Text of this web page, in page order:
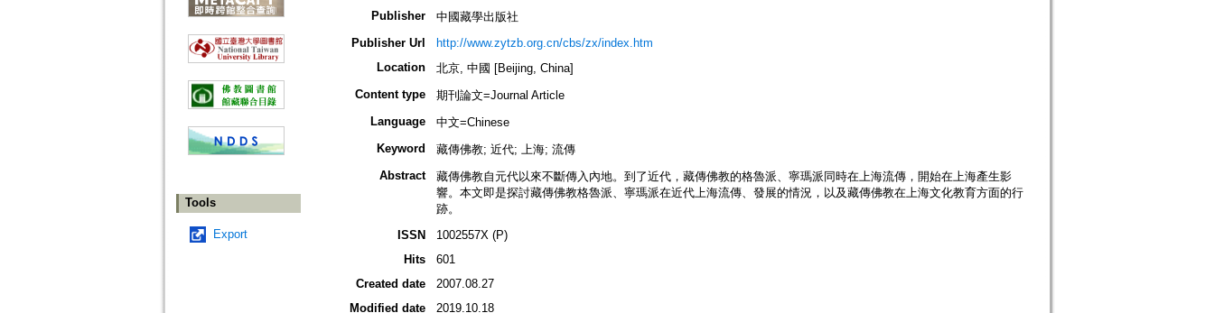
Tools
Export
Publisher
中國藏學出版社
Publisher Url
http://www.zytzb.org.cn/cbs/zx/index.htm
Location
北京, 中國 [Beijing, China]
Content type
期刊論文=Journal Article
Language
中文=Chinese
Keyword
藏傳佛教; 近代; 上海; 流傳
Abstract
藏傳佛教自元代以來不斷傳入內地。到了近代，藏傳佛教的格魯派、寧瑪派同時在上海流傳，開始在上海產生影
響。本文即是探討藏傳佛教格魯派、寧瑪派在近代上海流傳、發展的情況，以及藏傳佛教在上海文化教育方面的行
跡。
ISSN
1002557X (P)
Hits
601
Created date
2007.08.27
Modified date
2019.10.18